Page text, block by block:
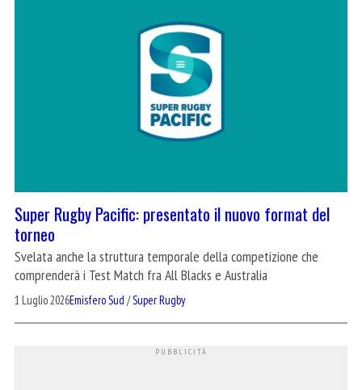
Super Rugby Pacific: presentato il nuovo format del
torneo
Svelata anche la struttura temporale della competizione che
comprenderà i Test Match fra All Blacks e Australia
1 Luglio 2026Emisfero Sud /Super Rugby